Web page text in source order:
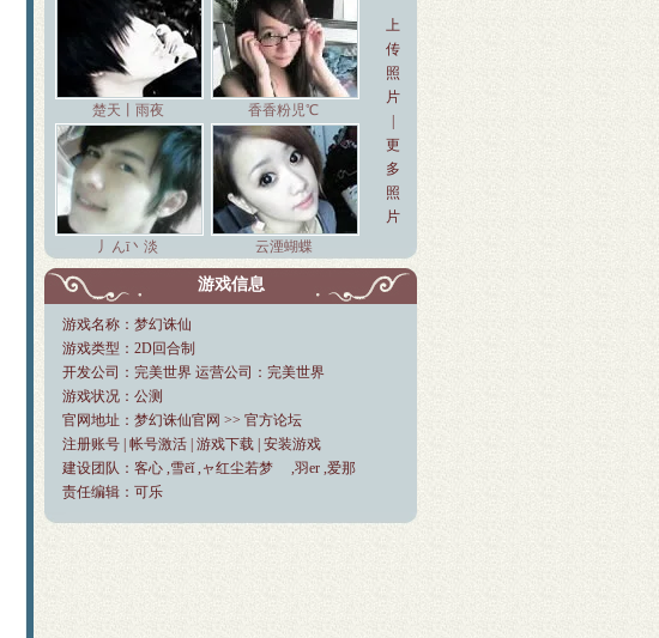
楚天丨雨夜 香香粉児℃
丿んī丶淡 云湮蝴蝶
上
传
照
片
更
多
照
片
游戏信息
游戏名称：梦幻诛仙
游戏类型：2D回合制
开发公司：完美世界 运营公司：完美世界
游戏状况：公测
官网地址： 梦幻诛仙官网 >> 官方论坛
注册账号 帐号激活 游戏下载 安装游戏
建设团队：客心 ,雪ēǐ ,ャ红尘若梦ゞ ,羽er ,爱那
责任编辑：可乐